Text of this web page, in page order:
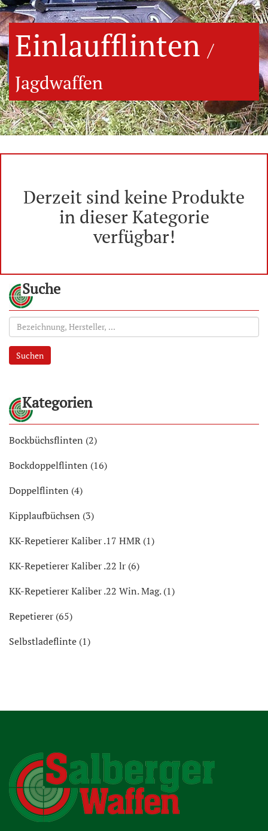
Einlaufflinten /
Jagdwaffen
Derzeit sind keine Produkte
in dieser Kategorie
verfügbar!
Suche
Suchen
Kategorien
Bockbüchsflinten (2)
Bockdoppelflinten (16)
Doppelflinten (4)
Kipplaufbüchsen (3)
KK-Repetierer Kaliber .17 HMR (1)
KK-Repetierer Kaliber .22 lr (6)
KK-Repetierer Kaliber .22 Win. Mag. (1)
Repetierer (65)
Selbstladeflinte (1)